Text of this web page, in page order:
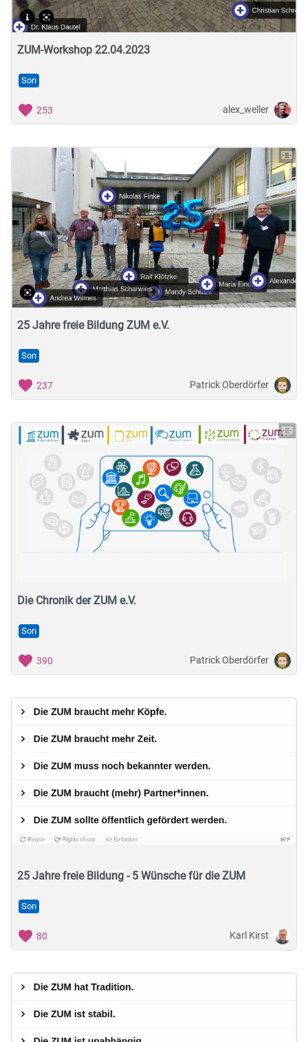
ZUM-Workshop 22.04.2023
Son
253 alex_weller
25 Jahre freie Bildung ZUM e.V.
Son
237 Patrick Oberdörfer
Die Chronik der ZUM e.V.
Son
390 Patrick Oberdörfer
25 Jahre freie Bildung - 5 Wünsche für die ZUM
Son
80 Karl Kirst